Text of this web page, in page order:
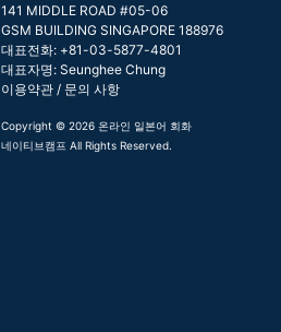
141 MIDDLE ROAD #05-06
GSM BUILDING SINGAPORE 188976
대표전화: +81-03-5877-4801
대표자명: Seunghee Chung
이용약관 / 문의 사항
Copyright © 2026 온라인 일본어 회화
네이티브캠프 All Rights Reserved.